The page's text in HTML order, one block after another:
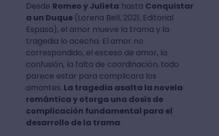
Desde Romeo y Julieta hasta Conquistar
a un Duque (Lorena Bell, 2021, Editorial
Espasa), el amor mueve la trama y la
tragedia lo acecha. El amor no
correspondido, el exceso de amor, la
confusión, la falta de coordinación, todo
parece estar para complicara los
amantes. La tragedia asalta la novela
romántica y otorga una dosis de
complicación fundamental para el
desarrollo de la trama.